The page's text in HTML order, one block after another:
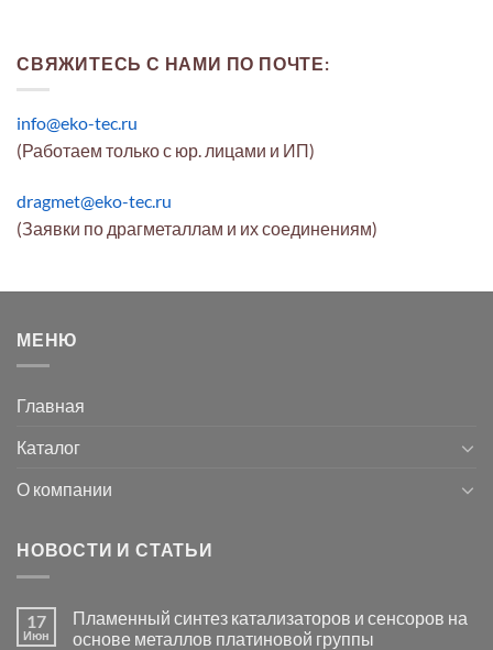
СВЯЖИТЕСЬ С НАМИ ПО ПОЧТЕ:
info@eko-tec.ru
(Работаем только с юр. лицами и ИП)
dragmet@eko-tec.ru
(Заявки по драгметаллам и их соединениям)
МЕНЮ
Главная
Каталог
О компании
НОВОСТИ И СТАТЬИ
17
Июн
Пламенный синтез катализаторов и сенсоров на
основе металлов платиновой группы